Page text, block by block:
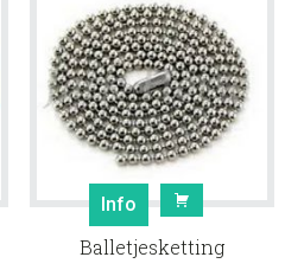
Info
Balletjesketting